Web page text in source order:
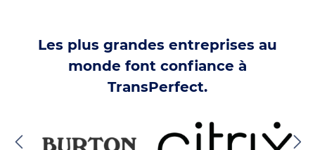
Les plus grandes entreprises au
monde font confiance à
TransPerfect.